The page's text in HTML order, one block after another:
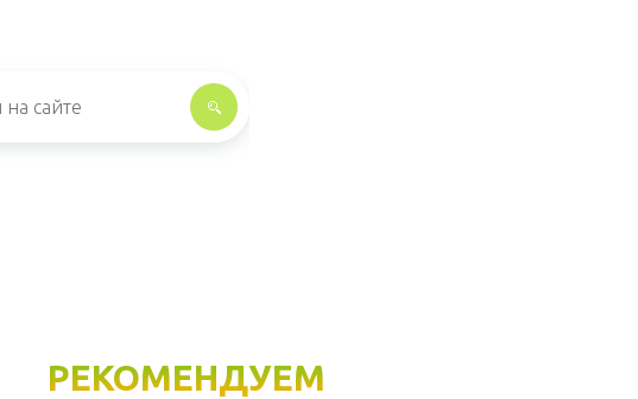
РЕКОМЕНДУЕМ